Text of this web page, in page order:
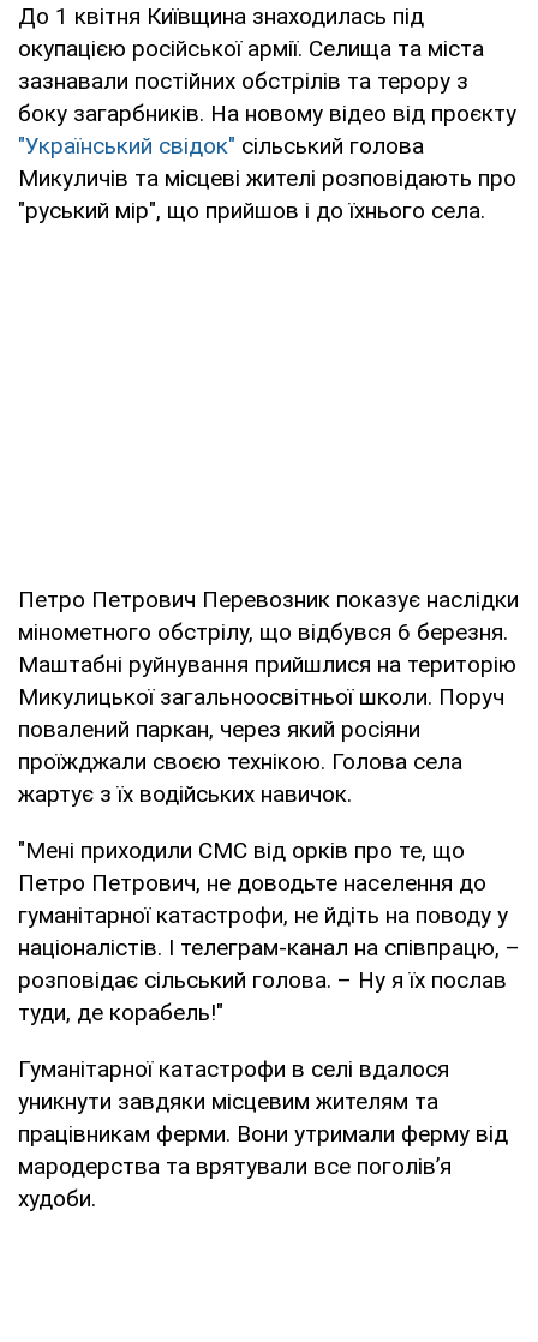
До 1 квітня Київщина знаходилась під
окупацією російської армії. Селища та міста
зазнавали постійних обстрілів та терору з
боку загарбників. На новому відео від проєкту
"Український свідок" сільський голова
Микуличів та місцеві жителі розповідають про
"руський мір", що прийшов і до їхнього села.
Петро Петрович Перевозник показує наслідки
мінометного обстрілу, що відбувся 6 березня.
Маштабні руйнування прийшлися на територію
Микулицької загальноосвітньої школи. Поруч
повалений паркан, через який росіяни
проїжджали своєю технікою. Голова села
жартує з їх водійських навичок.
"Мені приходили СМС від орків про те, що
Петро Петрович, не доводьте населення до
гуманітарної катастрофи, не йдіть на поводу у
націоналістів. І телеграм-канал на співпрацю, –
розповідає сільський голова. – Ну я їх послав
туди, де корабель!"
Гуманітарної катастрофи в селі вдалося
уникнути завдяки місцевим жителям та
працівникам ферми. Вони утримали ферму від
мародерства та врятували все поголів’я
худоби.